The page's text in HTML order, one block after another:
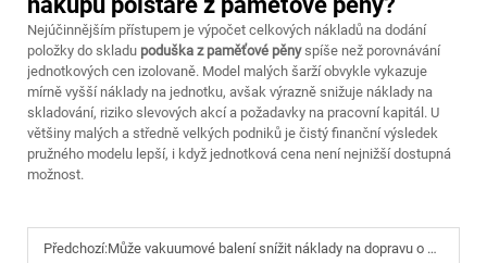
Nejúčinnějším přístupem je výpočet celkových nákladů na dodání
položky do skladu poduška z paměťové pěnyspíše než porovnávání
jednotkových cen izolovaně. Model malých šarží obvykle vykazuje
mírně vyšší náklady na jednotku, avšak výrazně snižuje náklady na
skladování, riziko slevových akcí a požadavky na pracovní kapitál. U
většiny malých a středně velkých podniků je čistý finanční výsledek
pružného modelu lepší, i když jednotková cena není nejnižší dostupná
možnost.
Předchozí:Může vakuumové balení snížit náklady na dopravu o 30 %? Průvodce optimalizací mezinárodní logistiky pro malé výrobky z paměťové pěny